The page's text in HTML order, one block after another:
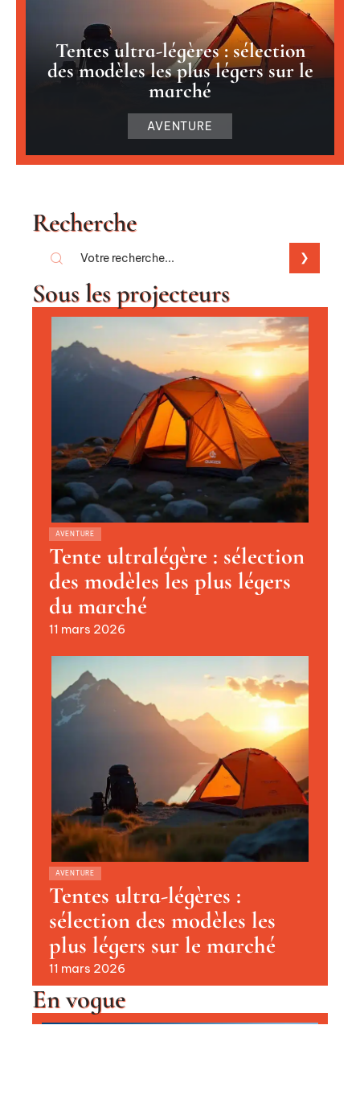
Tentes ultra-légères : sélection
des modèles les plus légers sur le
marché
AVENTURE
Recherche
Sous les projecteurs
AVENTURE
Tente ultralégère : sélection
des modèles les plus légers
du marché
11 mars 2026
AVENTURE
Tentes ultra-légères :
sélection des modèles les
plus légers sur le marché
11 mars 2026
En vogue